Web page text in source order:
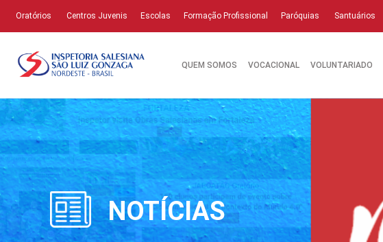
Oratórios Centros Juvenis Escolas Formação Profissional Paróquias Santuários
QUEM SOMOS VOCACIONAL VOLUNTARIADO
NOTÍCIAS